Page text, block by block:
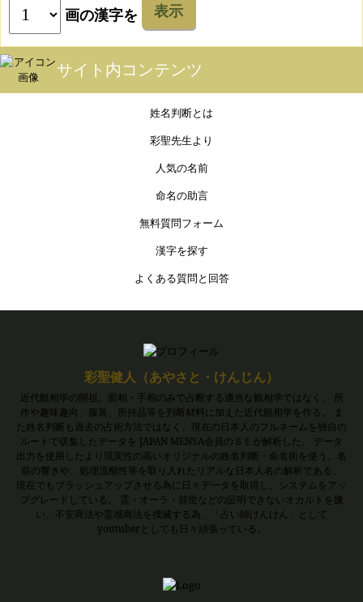
画の漢字を 表示
サイト内コンテンツ
姓名判断とは
彩聖先生より
人気の名前
命名の助言
無料質問フォーム
漢字を探す
よくある質問と回答
彩聖健人（あやさと・けんじん）
近代観相学の開祖。面相・手相のみで占断する適当な観相学ではなく、 所
作や趣味趣向、服装、所持品等を判断材料に加えた近代観相学を作る。 ま
た姓名判断も過去の占術方法ではなく、現在の日本人のフルネームを独自の
ルートで収集したデータを JAPAN MENSA会員のＳＥが解析した、 データ
出力を使用したより現実性の高いオリジナルの姓名判断・命名術を使う。名
前の響きや、処理流暢性等を取り入れたリアルな日本人名の解析である。
現在でもブラッシュアップさせる為に日々データを取得し、システムをアッ
プグレードしている。 霊・オーラ・前世などの証明できないオカルトを嫌
い、不安商法や霊感商法を撲滅する為、「占い師けんけん」として
youtuberとしても日々頑張っている。